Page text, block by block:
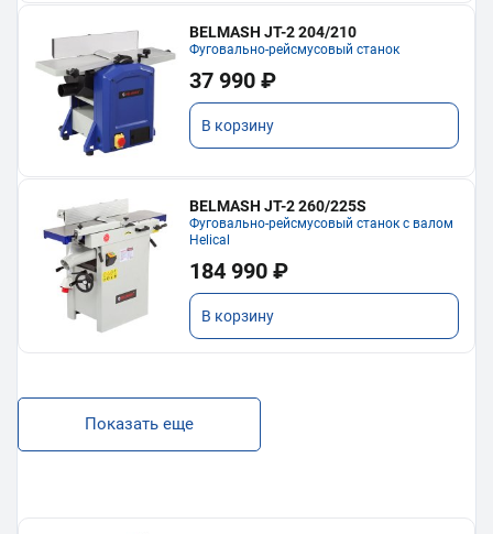
BELMASH JT-2 204/210
Фуговально-рейсмусовый станок
37 990 ₽
В корзину
BELMASH JT-2 260/225S
Фуговально-рейсмусовый станок с валом
Helical
184 990 ₽
В корзину
Показать еще